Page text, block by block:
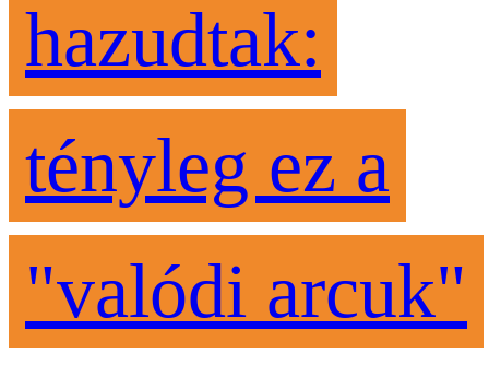
hazudtak:
tényleg ez a
"valódi arcuk"